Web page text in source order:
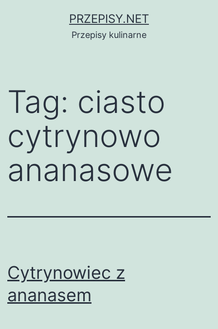
PRZEPISY.NET
Przepisy kulinarne
Tag: ciasto
cytrynowo
ananasowe
Cytrynowiec z
ananasem